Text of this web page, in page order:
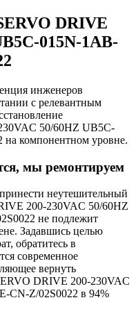
DRIVE
015N-1AB-
инженеров
с релевантным
50/60HZ UB5C-
компонентном уровне.
мы ремонтируем
неутешительный
200-230VAC 50/60HZ
не подлежит
Задавшись целью
обратитесь в
современное
вернуть
DRIVE 200-230VAC
CN-Z/02S0022 в 94%